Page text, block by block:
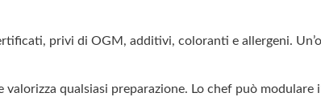
privi di OGM, additivi, coloranti e allergeni.
qualsiasi preparazione. Lo chef può